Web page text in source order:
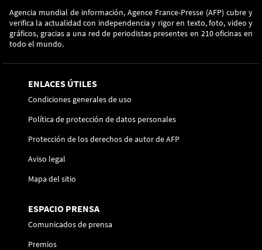
Agencia mundial de información, Agence France-Presse (AFP) cubre y
verifica la actualidad con independencia y rigor en texto, foto, video y
gráficos, gracias a una red de periodistas presentes en 210 oficinas en
todo el mundo.
ENLACES ÚTILES
Condiciones generales de uso
Política de protección de datos personales
Protección de los derechos de autor de AFP
Aviso legal
Mapa del sitio
ESPACIO PRENSA
Comunicados de prensa
Premios